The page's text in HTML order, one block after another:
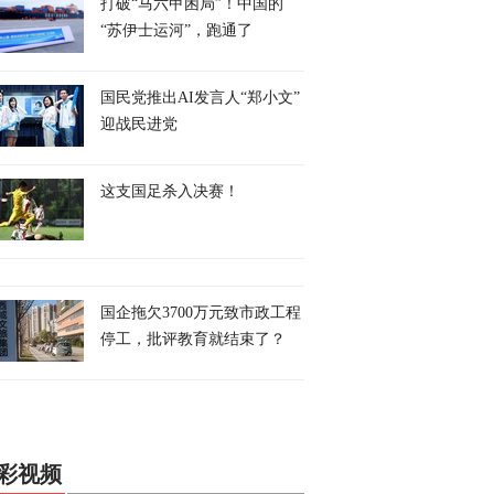
打破“马六甲困局”！中国的
“苏伊士运河”，跑通了
国民党推出AI发言人“郑小文”
迎战民进党
这支国足杀入决赛！
国企拖欠3700万元致市政工程
停工，批评教育就结束了？
视频